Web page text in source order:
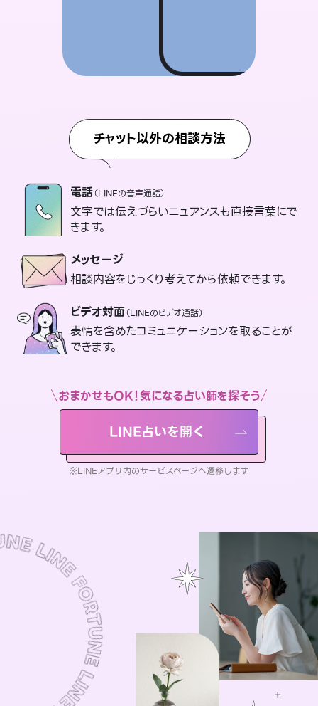
チャット以外の相談方法
電話（LINEの音声通話）
文字では伝えづらいニュアンスも直接言葉にで
きます。
メッセージ
相談内容をじっくり考えてから依頼できます。
ビデオ対面（LINEのビデオ通話）
表情を含めたコミュニケーションを取ることが
できます。
おまかせもOK！気になる占い師を探そう
LINE占いを開く
※LINEアプリ内のサービスページへ遷移します